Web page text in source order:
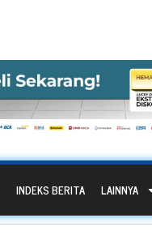
INDEKS BERITA LAINNYA